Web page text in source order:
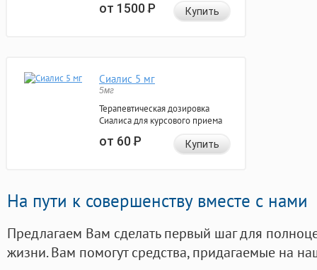
от 1500Р Купить
Сиалис 5 мг
5мг
Терапевтическая дозировка
Сиалиса для курсового приема
от 60Р Купить
На пути к совершенству вместе с нами
Предлагаем Вам сделать первый шаг для
жизни. Вам помогут средства, придагаемые на